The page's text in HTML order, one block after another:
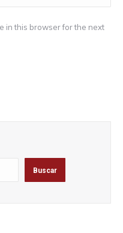
in this browser for the next
Buscar